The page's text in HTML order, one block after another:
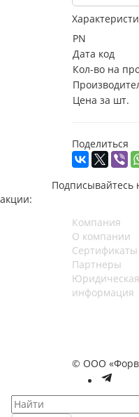
PN
Дата код
Кол-во на
Цена за шт.
Поделиться
Подписывайтесь
акции:
Компания
О компании
Сертификаты
Партнеры
Юридическая
информация
© ООО